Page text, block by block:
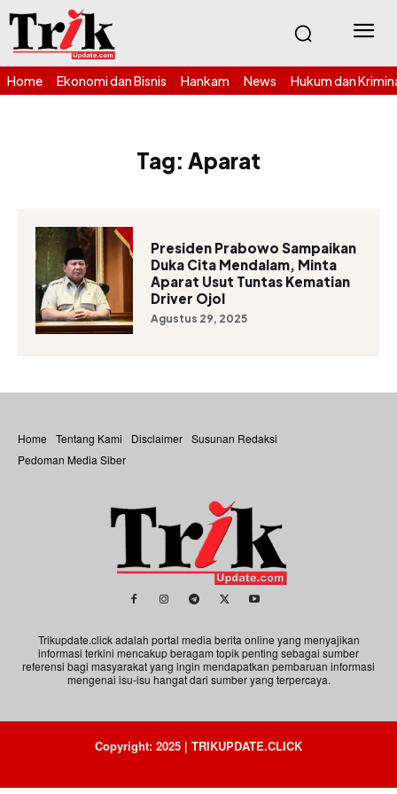
Home Ekonomi dan Bisnis Hankam News Hukum dan
Tag: Aparat
Presiden Prabowo Sampaikan
Duka Cita Mendalam, Minta
Aparat Usut Tuntas Kematian
Driver Ojol
Agustus 29, 2025
Home Tentang Kami Disclaimer Susunan Redaksi
Pedoman Media Siber
Trikupdate.click adalah portal media berita online yang menyajikan
informasi terkini mencakup beragam topik penting sebagai sumber
referensi bagi masyarakat yang ingin mendapatkan pembaruan informasi
mengenai isu-isu hangat dari sumber yang terpercaya.
Copyright: 2025 | TRIKUPDATE.CLICK